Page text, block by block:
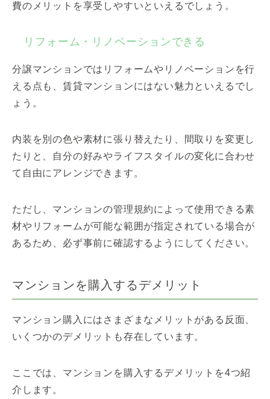
費のメリットを享受しやすいといえるでしょう。
リフォーム・リノベーションできる
分譲マンションではリフォームやリノベーションを行
える点も、賃貸マンションにはない魅力といえるでし
ょう。
内装を別の色や素材に張り替えたり、間取りを変更し
たりと、自分の好みやライフスタイルの変化に合わせ
て自由にアレンジできます。
ただし、マンションの管理規約によって使用できる素
材やリフォームが可能な範囲が指定されている場合が
あるため、必ず事前に確認するようにしてください。
マンションを購入するデメリット
マンション購入にはさまざまなメリットがある反面、
いくつかのデメリットも存在しています。
ここでは、マンションを購入するデメリットを4つ紹
介します。